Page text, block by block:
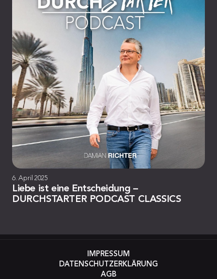
6. April 2025
Liebe ist eine Entscheidung –
DURCHSTARTER PODCAST CLASSICS
IMPRESSUM
DATENSCHUTZERKLÄRUNG
AGB